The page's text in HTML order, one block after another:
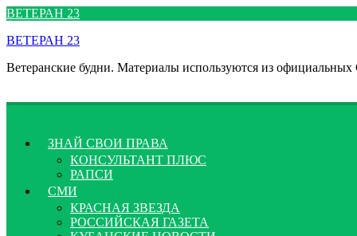
Перейти
содержимому
ВЕТЕРАН 23
ВЕТЕРАН 23
Ветеранские будни. Материалы используются из
ЗНАЙ СВОИ ПРАВА
КОНСУЛЬТАНТ ПЛЮС
РАПСИ
СМИ
КРАСНАЯ ЗВЕЗДА
РОССИЙСКАЯ ГАЗЕТА